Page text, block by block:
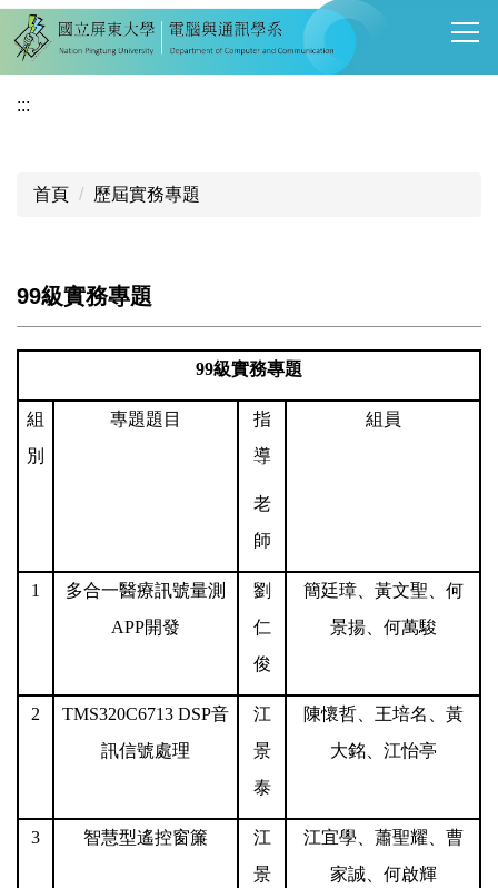
到
主
要
:::
首頁 歷屆實務專題
99級實務專題
99級實務專題
組
別
專題題目
指
導
老
師
組員
1
多合一醫療訊號量測
APP開發
劉
仁
俊
簡廷璋、黃文聖、何
景揚、何萬駿
2 TMS320C6713 DSP音
訊信號處理
江
景
泰
陳懷哲、王培名、黃
大銘、江怡亭
3 智慧型遙控窗簾
江
景
江宜學、蕭聖耀、曹
家誠、何啟輝